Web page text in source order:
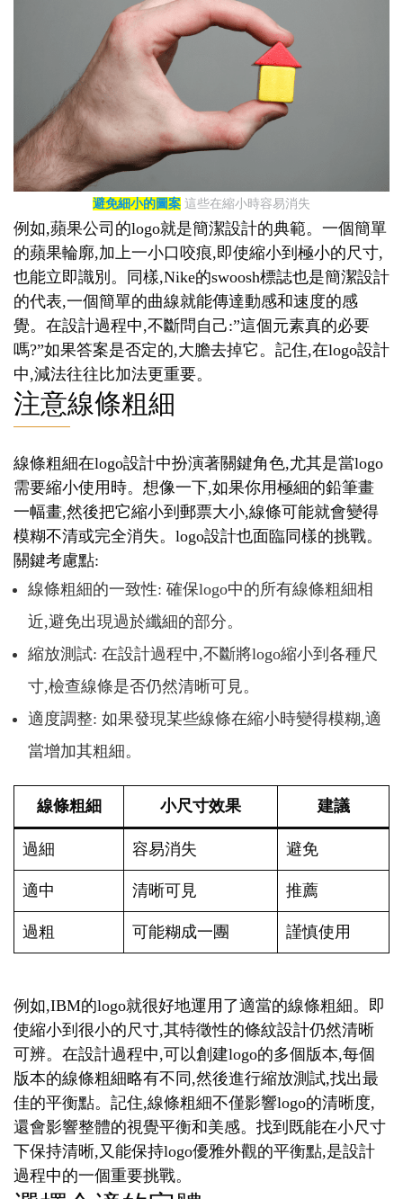
避免細小的圖案 這些在縮小時容易消失
例如,蘋果公司的logo就是簡潔設計的典範。一個簡單
的蘋果輪廓,加上一小口咬痕,即使縮小到極小的尺寸,
也能立即識別。同樣,Nike的swoosh標誌也是簡潔設計
的代表,一個簡單的曲線就能傳達動感和速度的感
覺。在設計過程中,不斷問自己:”這個元素真的必要
嗎?”如果答案是否定的,大膽去掉它。記住,在logo設計
中,減法往往比加法更重要。
注意線條粗細
線條粗細在logo設計中扮演著關鍵角色,尤其是當logo
需要縮小使用時。想像一下,如果你用極細的鉛筆畫
一幅畫,然後把它縮小到郵票大小,線條可能就會變得
模糊不清或完全消失。logo設計也面臨同樣的挑戰。
關鍵考慮點:
線條粗細的一致性: 確保logo中的所有線條粗細相
近,避免出現過於纖細的部分。
縮放測試: 在設計過程中,不斷將logo縮小到各種尺
寸,檢查線條是否仍然清晰可見。
適度調整: 如果發現某些線條在縮小時變得模糊,適
當增加其粗細。
線條粗細 小尺寸效果 建議
過細 容易消失 避免
適中 清晰可見 推薦
過粗 可能糊成一團 謹慎使用
例如,IBM的logo就很好地運用了適當的線條粗細。即
使縮小到很小的尺寸,其特徵性的條紋設計仍然清晰
可辨。在設計過程中,可以創建logo的多個版本,每個
版本的線條粗細略有不同,然後進行縮放測試,找出最
佳的平衡點。記住,線條粗細不僅影響logo的清晰度,
還會影響整體的視覺平衡和美感。找到既能在小尺寸
下保持清晰,又能保持logo優雅外觀的平衡點,是設計
過程中的一個重要挑戰。